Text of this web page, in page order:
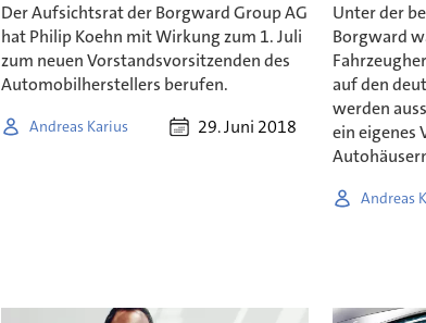
Der Aufsichtsrat der Borgward Group AG
hat Philip Koehn mit Wirkung zum 1. Juli
zum neuen Vorstandsvorsitzenden des
Automobilherstellers berufen.
Andreas Karius 29. Juni 2018
Unter der
Borgward
auf den
werden
ein eigenes
Andreas